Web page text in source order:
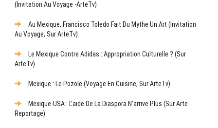
(Invitation Au Voyage -ArteTv)
Au Mexique, Francisco Toledo Fait Du Mythe Un Art (Invitation
Au Voyage, Sur ArteTv)
Le Mexique Contre Adidas : Appropriation Culturelle ? (sur
ArteTv)
Mexique : Le Pozole (Voyage En Cuisine, Sur ArteTv)
Mexique-USA : L’aide De La Diaspora N’arrive Plus (sur Arte
Reportage)